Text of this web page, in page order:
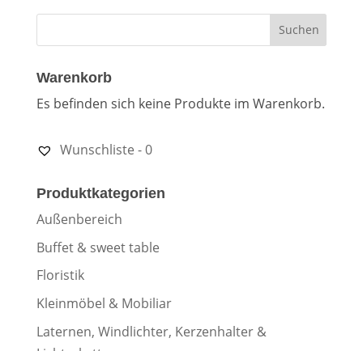
Warenkorb
Es befinden sich keine Produkte im Warenkorb.
Wunschliste -0
Produktkategorien
Außenbereich
Buffet & sweet table
Floristik
Kleinmöbel & Mobiliar
Laternen, Windlichter, Kerzenhalter &